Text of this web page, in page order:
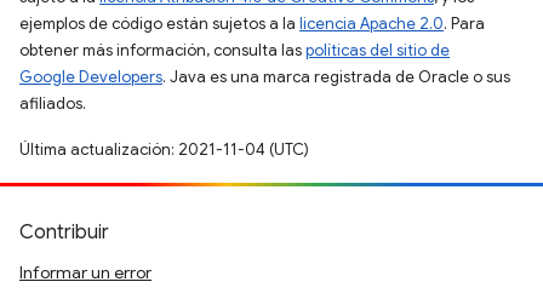
ejemplos de código están sujetos a la licencia Apache 2.0. Para
obtener más información, consulta laspolíticas del sitio de
Google Developers. Java es una marca registrada de Oracle o sus
afiliados.
Última actualización: 2021-11-04 (UTC)
Contribuir
Informar un error